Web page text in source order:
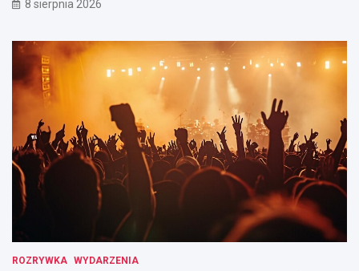
8 sierpnia 2026
ROZRYWKA WYDARZENIA